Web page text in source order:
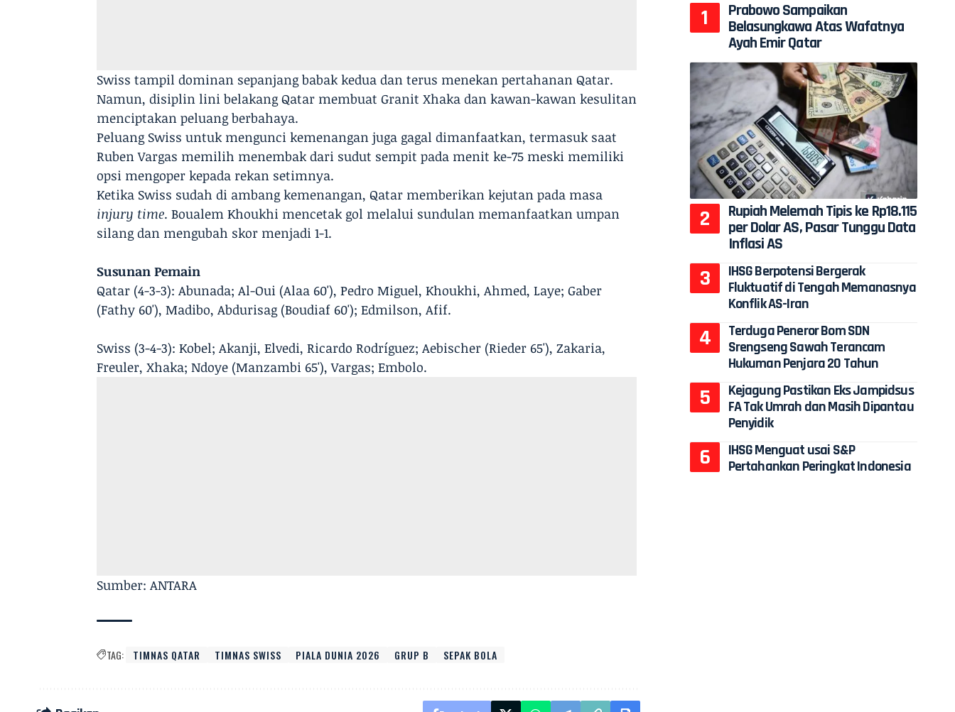
Swiss tampil dominan sepanjang babak kedua dan terus menekan pertahanan Qatar.
Namun, disiplin lini belakang Qatar membuat Granit Xhaka dan kawan-kawan kesulitan
menciptakan peluang berbahaya.
Peluang Swiss untuk mengunci kemenangan juga gagal dimanfaatkan, termasuk saat
Ruben Vargas memilih menembak dari sudut sempit pada menit ke-75 meski memiliki
opsi mengoper kepada rekan setimnya.
Ketika Swiss sudah di ambang kemenangan, Qatar memberikan kejutan pada masa
injury time. Boualem Khoukhi mencetak gol melalui sundulan memanfaatkan umpan
silang dan mengubah skor menjadi 1-1.
Susunan Pemain
Qatar (4-3-3): Abunada; Al-Oui (Alaa 60'), Pedro Miguel, Khoukhi, Ahmed, Laye; Gaber
(Fathy 60'), Madibo, Abdurisag (Boudiaf 60'); Edmilson, Afif.
Swiss (3-4-3): Kobel; Akanji, Elvedi, Ricardo Rodríguez; Aebischer (Rieder 65'), Zakaria,
Freuler, Xhaka; Ndoye (Manzambi 65'), Vargas; Embolo.
Sumber: ANTARA
TAG: TIMNAS QATAR TIMNAS SWISS PIALA DUNIA 2026 GRUP B SEPAK BOLA
Prabowo Sampaikan
Belasungkawa Atas Wafatnya
Ayah Emir Qatar
Rupiah Melemah Tipis ke Rp18.115
per Dolar AS, Pasar Tunggu Data
Inflasi AS
IHSG Berpotensi Bergerak
Fluktuatif di Tengah Memanasnya
Konflik AS-Iran
Terduga Peneror Bom SDN
Srengseng Sawah Terancam
Hukuman Penjara 20 Tahun
Kejagung Pastikan Eks Jampidsus
FA Tak Umrah dan Masih Dipantau
Penyidik
IHSG Menguat usai S&P
Pertahankan Peringkat Indonesia